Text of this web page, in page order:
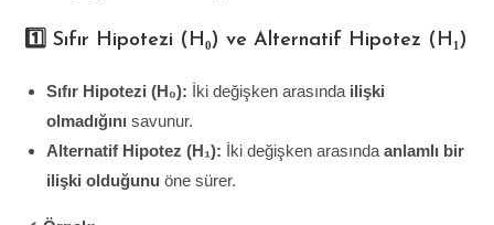
1️⃣ Sıfır Hipotezi (H₀) ve Alternatif Hipotez (H₁)
Sıfır Hipotezi (H₀): İki değişken arasında ilişki
olmadığını savunur.
Alternatif Hipotez (H₁): İki değişken arasındaanlamlı bir
ilişki olduğunu öne sürer.